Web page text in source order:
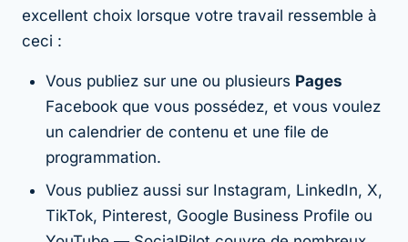
excellent choix lorsque votre travail ressemble à
ceci :
Vous publiez sur une ou plusieurs Pages
Facebook que vous possédez, et vous voulez
un calendrier de contenu et une file de
programmation.
Vous publiez aussi sur Instagram, LinkedIn, X,
TikTok, Pinterest, Google Business Profile ou